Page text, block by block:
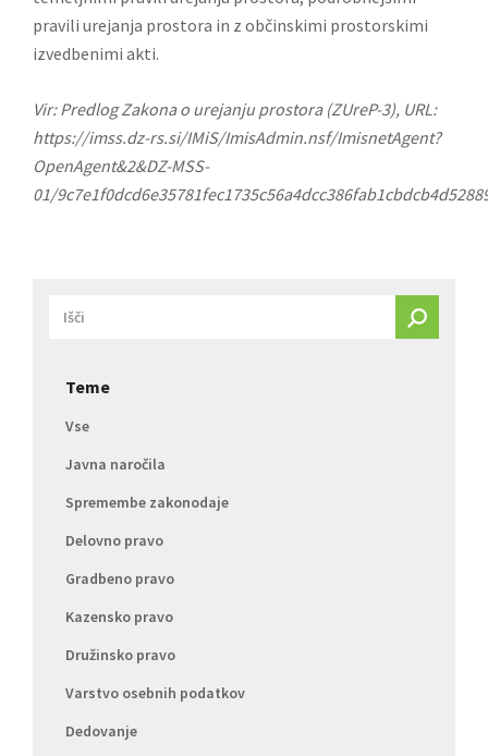
pravili urejanja prostora in z občinskimi prostorskimi
izvedbenimi akti.
Vir: Predlog Zakona o urejanju prostora (ZUreP-3), URL:
https://imss.dz-rs.si/IMiS/ImisAdmin.nsf/ImisnetAgent?
OpenAgent&2&DZ-MSS-
01/
Teme
Vse
Javna naročila
Spremembe zakonodaje
Delovno pravo
Gradbeno pravo
Kazensko pravo
Družinsko pravo
Varstvo osebnih podatkov
Dedovanje